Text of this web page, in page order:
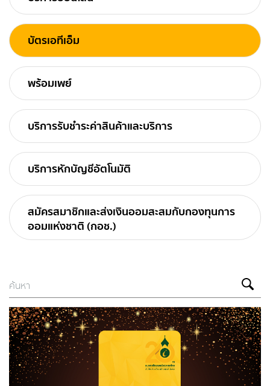
บัตรเอทีเอ็ม
พร้อมเพย์
บริการรับชำระค่าสินค้าและบริการ
บริการหักบัญชีอัตโนมัติ
สมัครสมาชิกและส่งเงินออมสะสมกับกองทุนการ
ออมแห่งชาติ (กอช.)